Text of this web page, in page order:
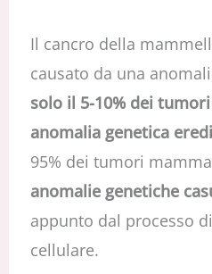
Il cancro della
causato da una
solo il 5-10% dei
anomalia genetica
95% dei tumori
anomalie genetiche
appunto dal processo
cellulare.